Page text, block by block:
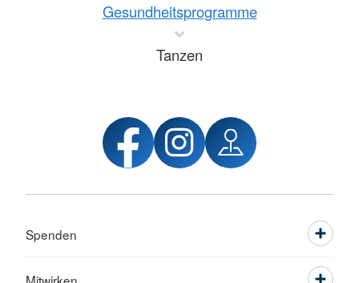
Gesundheitsprogramme
Tanzen
Spenden